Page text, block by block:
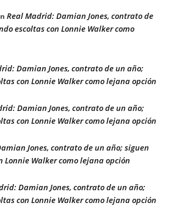
Real Madrid: Damian Jones, contrato de
escoltas con Lonnie Walker como
Damian Jones, contrato de un año;
con Lonnie Walker como lejana opción
Damian Jones, contrato de un año;
con Lonnie Walker como lejana opción
Jones, contrato de un año; siguen
Lonnie Walker como lejana opción
Damian Jones, contrato de un año;
con Lonnie Walker como lejana opción